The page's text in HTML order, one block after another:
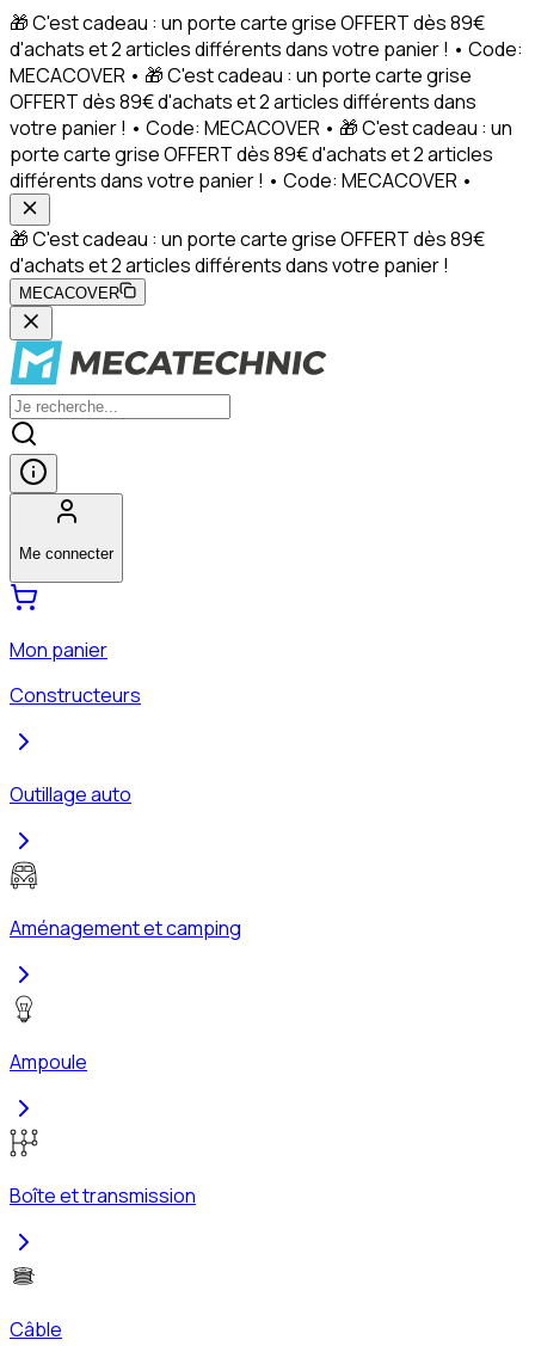
🎁 C'est cadeau : un porte carte grise OFFERT dès 89€
d'achats et 2 articles différents dans votre panier ! • Code:
MECACOVER • 🎁 C'est cadeau : un porte carte grise
OFFERT dès 89€ d'achats et 2 articles différents dans
votre panier ! • Code: MECACOVER • 🎁 C'est cadeau : un
porte carte grise OFFERT dès 89€ d'achats et 2 articles
différents dans votre panier ! • Code: MECACOVER •
🎁 C'est cadeau : un porte carte grise OFFERT dès 89€
d'achats et 2 articles différents dans votre panier !
MECACOVER
Me connecter
Mon panier
Constructeurs
Outillage auto
Aménagement et camping
Ampoule
Boîte et transmission
Câble